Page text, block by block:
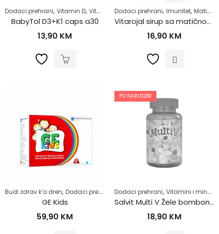
Dodaci prehrani, Vitamin D, Vitamini i minerali ,ZA DJECU,Za djecu,
BabyTol D3+K1 caps a30
13,90 KM
Dodaci prehrani, Imunitet, Matična mliječ
Vitarojal sirup sa matičnom mliječi 100ml
16,90 KM
Budi zdrav k’o dren, Dodaci prehrani ,Imunitet,Samoliječenje, Vitamini
GE Kids
59,90 KM
PO NARUDŽBI
Dodaci prehrani, Vitamini i minerali
Salvit Multi V Žele bombone a60 (Kopiraj)
18,90 KM